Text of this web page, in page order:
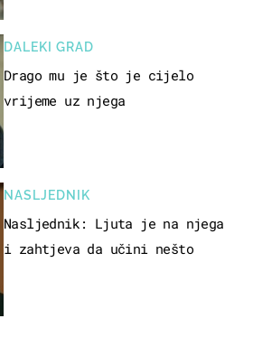
DALEKI GRAD
Drago mu je što je cijelo
vrijeme uz njega
NASLJEDNIK
Nasljednik: Ljuta je na njega
i zahtjeva da učini nešto